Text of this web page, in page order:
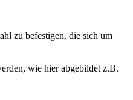
zu befestigen, die sich um
wie hier abgebildet z.B.